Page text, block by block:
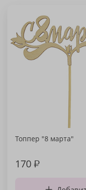
Топпер "8 марта"
170₽